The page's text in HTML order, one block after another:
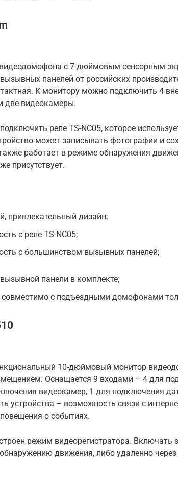
с 7-дюймовым сенсорным
панелей от российских
К монитору можно подключить 4
две видеокамеры.
реле TS-NC05, которое
может записывать фотографии и
работает в режиме обнаружения
присутствует.
привлекательный дизайн;
с реле TS-NC05;
с большинством вызывных панелей;
вызывной панели в комплекте;
совместимо с подъездными домофонами
10-дюймовый монитор
Оснащается 9 входами – 4 для
видеокамер, 1 для подключения
устройства – возможность связи с
о событиях.
режим видеорегистратора. Включать
движения, либо удаленно через